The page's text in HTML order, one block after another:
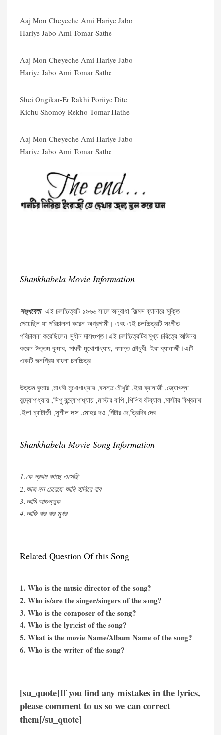
Aaj Mon Cheyeche Ami Hariye Jabo
Hariye Jabo Ami Tomar Sathe
Aaj Mon Cheyeche Ami Hariye Jabo
Hariye Jabo Ami Tomar Sathe
Shei Ongikar-Er Rakhi Poriiye Dite
Kichu Shomoy Rekho Tomar Hathe
Aaj Mon Cheyeche Ami Hariye Jabo
Hariye Jabo Ami Tomar Sathe
Shankhabela Movie Information
শঙ্খবেলা এই চলচ্চিত্রটি ১৯৬৬ সালে অনুরাধা ফিল্মস ব্যানারে মুক্তি
পেয়েছিল যা পরিচালনা করেন অগ্রগামী। এবং এই চলচ্চিত্রটি সংগীত
পরিচালনা করেছিলেন সুধীন দাসগুপ্ত।এই চলচ্চিত্রটির মুখ্য চরিত্রে অভিনয়
করেন উত্তম কুমার, মাধবী মুখোপাধ্যায়, বসন্ত চৌধুরী, ইরা ব্যানার্জী।এটি
একটি জনপ্রিয় বাংলা চলচ্চিত্র
উত্তম কুমার ,মাধবী মুখোপাধ্যায় ,বসন্ত চৌধুরী ,ইরা ব্যানার্জী ,জ্যোৎস্না
বন্দ্যোপাধ্যায় ,সিপু বন্দ্যোপাধ্যায় ,মাস্টার বাপি ,শিশির বটব্যাল ,মাস্টার বিশ্বনাথ
,ইলা চ্যাটার্জী ,সুশীল দাস ,মোহর দও ,পিটার দে,ত্রিদিব দেব
Shankhabela Movie Song Information
1.কে প্রথম কাছে এসেছি
2.আজ মন চেয়েছে আমি হারিয়ে যাব
3.আমি আগুন্তুক
4.আজি ঝর ঝর মুখর
Related Question Of this Song
1. Who is the music director of the song?
2. Who is/are the singer/singers of the song?
3. Who is the composer of the song?
4. Who is the lyricist of the song?
5. What is the movie Name/Album Name of the song?
6. Who is the writer of the song?
[su_quote]If you find any mistakes in the lyrics,
please comment to us so we can correct
them[/su_quote]